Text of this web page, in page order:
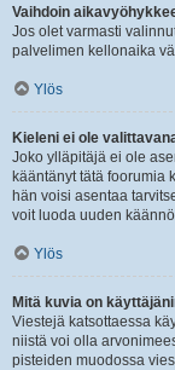
Vaihdoin
Jos olet varmasti
palvelimen kellonaika
Ylös
Kieleni ei ole
Joko ylläpitäjä ei ole
kääntänyt tätä foorumia
hän voisi asentaa
voit luoda uuden
Ylös
Mitä kuvia on
Viestejä katsottaessa
niistä voi olla
pisteiden muodossa